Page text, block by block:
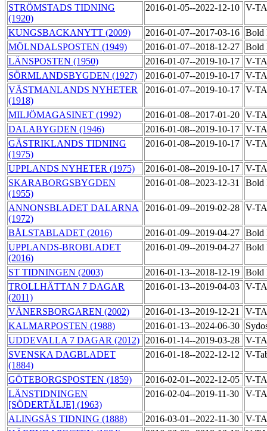
STRÖMSTADS TIDNING
(1920)
2016-01-05--2022-12-10 V-
KUNGSBACKANYTT (2009) 2016-01-07--2017-03-16 Bold
MÖLNDALSPOSTEN (1949)
2016-01-07--2018-12-27 Bold
LÄNSPOSTEN (1950)
2016-01-07--2019-10-17 V-
SÖRMLANDSBYGDEN (1927)
2016-01-07--2019-10-17 V-
VÄSTMANLANDS NYHETER
(1918)
2016-01-07--2019-10-17 V-
MILJÖMAGASINET (1992) 2016-01-08--2017-01-20 V-
DALABYGDEN (1946)
2016-01-08--2019-10-17 V-
GÄSTRIKLANDS TIDNING
(1975)
2016-01-08--2019-10-17 V-
UPPLANDS NYHETER (1975) 2016-01-08--2019-10-17 V-
SKARABORGSBYGDEN
(1955)
2016-01-08--2023-12-31 Bold
ANNONSBLADET DALARNA
(1972)
2016-01-09--2019-02-28 V-
BÅLSTABLADET (2016) 2016-01-09--2019-04-27 Bold
UPPLANDS-BROBLADET
(2016)
2016-01-09--2019-04-27 Bold
ST TIDNINGEN (2003) 2016-01-13--2018-12-19 Bold
TROLLHÄTTAN 7 DAGAR
(2011)
2016-01-13--2019-04-03 V-
VÄNERSBORGAREN (2002) 2016-01-13--2019-12-21
V-
KALMARPOSTEN (1988)
2016-01-13--2024-06-30
UDDEVALLA 7 DAGAR (2012)
2016-01-14--2019-03-28 V-
SVENSKA DAGBLADET
(1884)
2016-01-18--2022-12-12 V-
GÖTEBORGSPOSTEN (1859) 2016-02-01--2022-12-05 V-
LÄNSTIDNINGEN
[SÖDERTÄLJE] (1963)
2016-02-04--2019-11-30 V-
ALINGSÅS TIDNING (1888) 2016-03-01--2022-11-30
V-